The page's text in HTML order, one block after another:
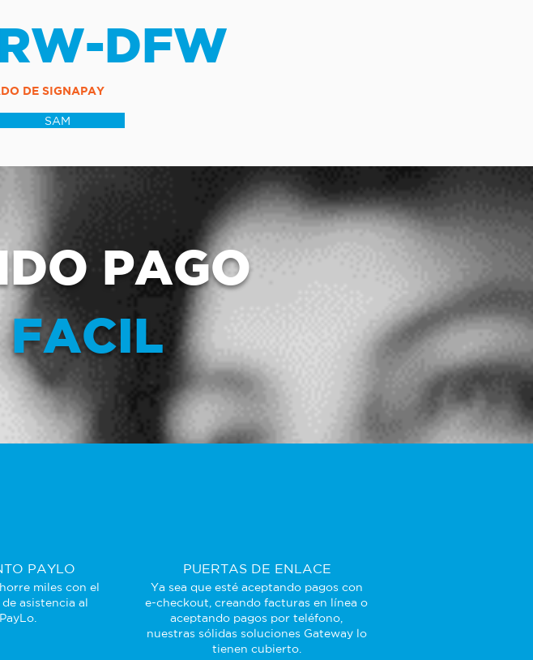
DFW
DE SIGNAPAY
SAM
PAGO
FACIL
PAYLO
miles con el
asistencia al
PUERTAS DE ENLACE
Ya sea que esté aceptando pagos con
e-checkout, creando facturas en línea o
aceptando pagos por teléfono,
nuestras sólidas soluciones Gateway lo
tienen cubierto.